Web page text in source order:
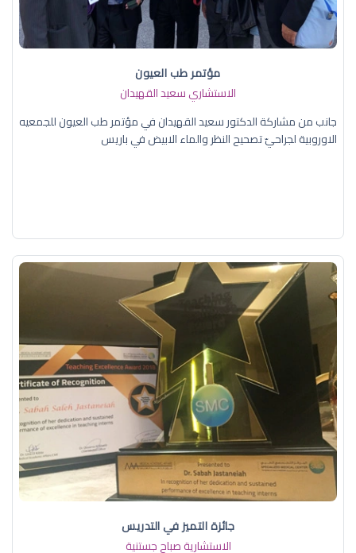
مؤتمر طب العيون
الاستشاري سعيد القهيدان
جانب من مشاركة الدكتور سعيد القهيدان في مؤتمر طب العيون للجمعيه
الاوروبية لجراحيّ تصحيح النظر والماء الابيض في باريس
جائزة التميز في التدريس
الاستشارية صباح جستنية